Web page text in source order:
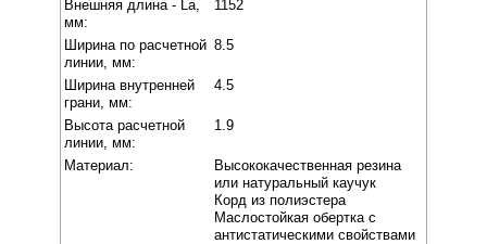
Внешняя длина - La,
мм:
1152
Ширина по расчетной
линии, мм:
8.5
Ширина внутренней
грани, мм:
4.5
Высота расчетной
линии, мм:
1.9
Материал:
Высококачественная резина
или натуральный каучук
Корд из полиэстера
Маслостойкая обертка с
антистатическими свойствами